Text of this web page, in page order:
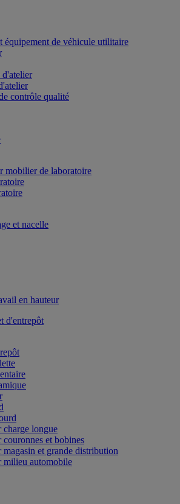
équipement de véhicule utilitaire
d'atelier
contrôle qualité
mobilier de laboratoire
et nacelle
en hauteur
d'entrepôt
charge longue
et bobines
magasin et grande distribution
milieu automobile